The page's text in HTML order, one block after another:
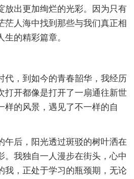
放出更加绚烂的光彩。因为只有
茫人海中找到那些与我们真正相
的精彩篇章。
代，到如今的青春韶华，我经历
打开都像是打开了一扇通往新世
样的风景，遇见了不一样的自
午后，阳光透过斑驳的树叶洒在
。我独自一人漫步在街头，心中
我，正处于学习的瓶颈期，无论